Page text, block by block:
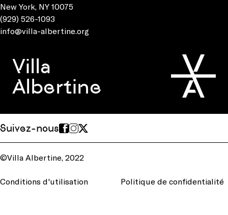
New York, NY 10075
(929) 526-1093
info@villa-albertine.org
Villa
Albertine
Suivez-nous
©Villa Albertine, 2022
Conditions d'utilisation Politique de confidentialité